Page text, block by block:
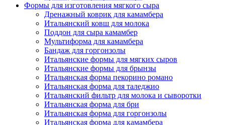
Формы для изготовления мягкого сыра
Дренажный коврик для камамбера
Итальянский ковш для молока
Поддон для сыра камамбер
Мультиформа для камамбера
Бандаж для горгонзолы
Итальянские формы для мягких сыров
Итальянские формы для брынзы
Итальянская форма пекорино романо
Итальянская форма для таледжио
Итальянский фильтр для молока и сыворотки
Итальянская форма для бри
Итальянская форма для горгонзолы
Итальянская форма для камамбера